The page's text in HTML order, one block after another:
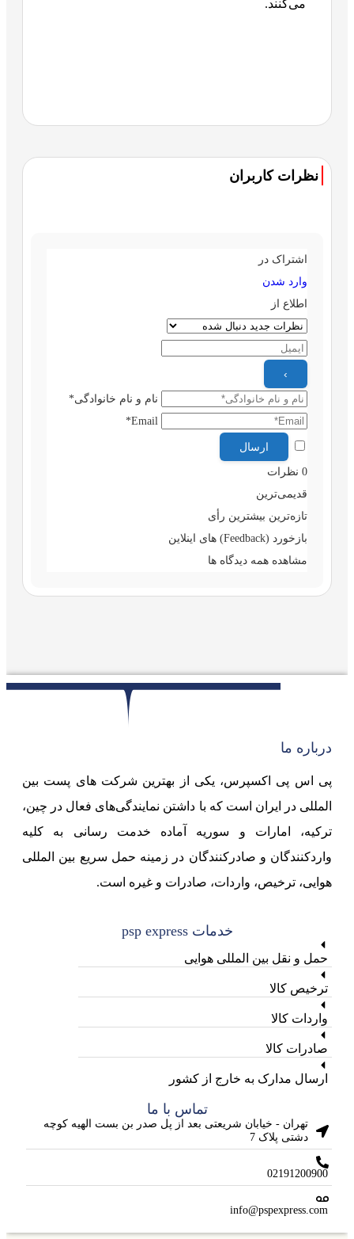
می‌کنند.
نظرات کاربران
اشتراک در
وارد شدن
اطلاع از
نام و نام خانوادگی*
Email*
0 نظرات
قدیمی‌ترین
تازه‌ترین بیشترین رأی
بازخورد (Feedback) های اینلاین
مشاهده همه دیدگاه ها
درباره ما
پی اس پی اکسپرس، یکی از بهترین شرکت های پست بین
المللی در ایران است که با داشتن نمایندگی‌های فعال در چین،
ترکیه، امارات و سوریه آماده خدمت رسانی به کلیه
واردکنندگان و صادرکنندگان در زمینه حمل سریع بین المللی
هوایی، ترخیص، واردات، صادرات و غیره است.
خدمات psp express
حمل و نقل بین المللی هوایی
ترخیص کالا
واردات کالا
صادرات کالا
ارسال مدارک به خارج از کشور
تماس با ما
تهران - خیابان شریعتی بعد از پل صدر بن بست الهیه کوچه
دشتی پلاک 7
02191200900
info@pspexpress.com